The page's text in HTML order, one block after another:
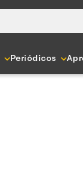
Periódicos